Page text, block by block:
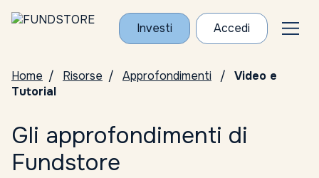
Investi Accedi
Home Risorse Approfondimenti
Video e
Tutorial
Gli approfondimenti di
Fundstore